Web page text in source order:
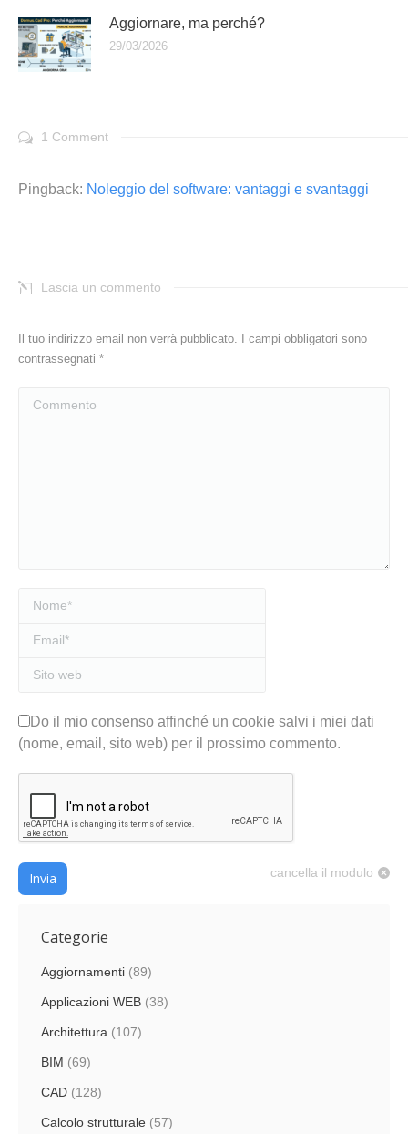
Aggiornare, ma perché?
29/03/2026
1 Comment
Pingback: Noleggio del software: vantaggi e svantaggi
Lascia un commento
Il tuo indirizzo email non verrà pubblicato. I campi obbligatori sono
contrassegnati *
Nome *
Email *
Sito web
Do il mio consenso affinché un cookie salvi i miei dati
(nome, email, sito web) per il prossimo commento.
cancella il modulo
Invia
Categorie
Aggiornamenti (89)
Applicazioni WEB (38)
Architettura (107)
BIM (69)
CAD (128)
Calcolo strutturale (57)